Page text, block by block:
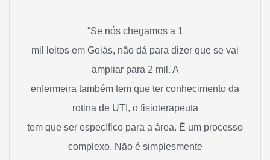
“Se nós chegamos a 1
mil leitos em Goiás, não dá para dizer que se vai
ampliar para 2 mil. A
enfermeira também tem que ter conhecimento da
rotina de UTI, o fisioterapeuta
tem que ser específico para a área. É um processo
complexo. Não é simplesmente